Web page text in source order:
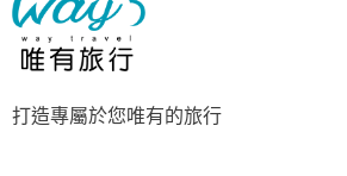
打造專屬於您唯有的旅行